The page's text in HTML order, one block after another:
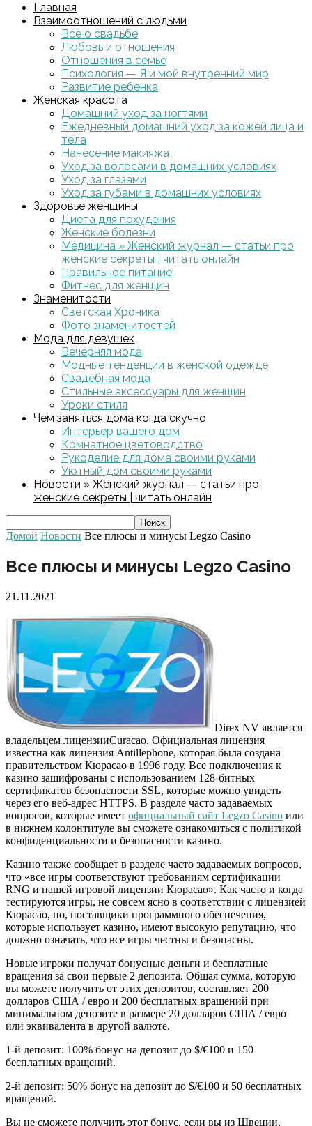
Главная
Взаимоотношений с людьми
Все о свадьбе
Любовь и отношения
Отношения в семье
Психология — Я и мой внутренний мир
Развитие ребенка
Женская красота
Домашний уход за ногтями
Ежедневный домашний уход за кожей лица и
тела
Нанесение макияжа
Уход за волосами в домашних условиях
Уход за глазами
Уход за губами в домашних условиях
Здоровье женщины
Диета для похудения
Женские болезни
Медицина » Женский журнал — статьи про
женские секреты | читать онлайн
Правильное питание
Фитнес для женщин
Знаменитости
Светская Хроника
Фото знаменитостей
Мода для девушек
Вечерняя мода
Модные тенденции в женской одежде
Свадебная мода
Стильные аксессуары для женщин
Уроки стиля
Чем заняться дома когда скучно
Интерьер вашего дом
Комнатное цветоводство
Рукоделие для дома своими руками
Уютный дом своими руками
Новости » Женский журнал — статьи про
женские секреты | читать онлайн
Домой Новости Все плюсы и минусы Legzo Casino
Все плюсы и минусы Legzo Casino
21.11.2021
Direx NV является
владельцем лицензииCuracao. Официальная лицензия
известна как лицензия Antillephone, которая была создана
правительством Кюрасао в 1996 году. Все подключения к
казино зашифрованы с использованием 128-битных
сертификатов безопасности SSL, которые можно увидеть
через его веб-адрес HTTPS. В разделе часто задаваемых
вопросов, которые имеет официальный сайт Legzo Casino или
в нижнем колонтитуле вы сможете ознакомиться с политикой
конфиденциальности и безопасности казино.
Казино также сообщает в разделе часто задаваемых вопросов,
что «все игры соответствуют требованиям сертификации
RNG и нашей игровой лицензии Кюрасао». Как часто и когда
тестируются игры, не совсем ясно в соответствии с лицензией
Кюрасао, но, поставщики программного обеспечения,
которые использует казино, имеют высокую репутацию, что
должно означать, что все игры честны и безопасны.
Новые игроки получат бонусные деньги и бесплатные
вращения за свои первые 2 депозита. Общая сумма, которую
вы можете получить от этих депозитов, составляет 200
долларов США / евро и 200 бесплатных вращений при
минимальном депозите в размере 20 долларов США / евро
или эквивалента в другой валюте.
1-й депозит: 100% бонус на депозит до $/€100 и 150
бесплатных вращений.
2-й депозит: 50% бонус на депозит до $/€100 и 50 бесплатных
вращений.
Вы не сможете получить этот бонус, если вы из Швеции,